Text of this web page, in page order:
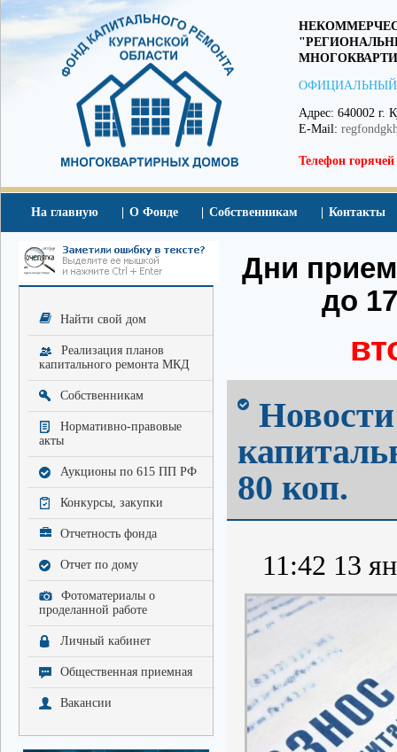
ОФИЦИАЛЬНЫЙ
Адрес: 640002 г.
E-Mail:
Телефон
На главную О Фонде Собственникам Контакты
Найти свой дом
Реализация планов
капитального ремонта МКД
Собственникам
Нормативно-правовые
акты
Аукционы по 615 ПП РФ
Конкурсы, закупки
Отчетность фонда
Отчет по дому
Фотоматериалы о
проделанной работе
Личный кабинет
Общественная приемная
Вакансии
Дни
до
80 коп.
11:42 13